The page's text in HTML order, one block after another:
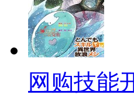
网购技能